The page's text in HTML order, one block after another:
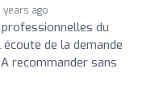
years ago
du
de la demande
recommander sans